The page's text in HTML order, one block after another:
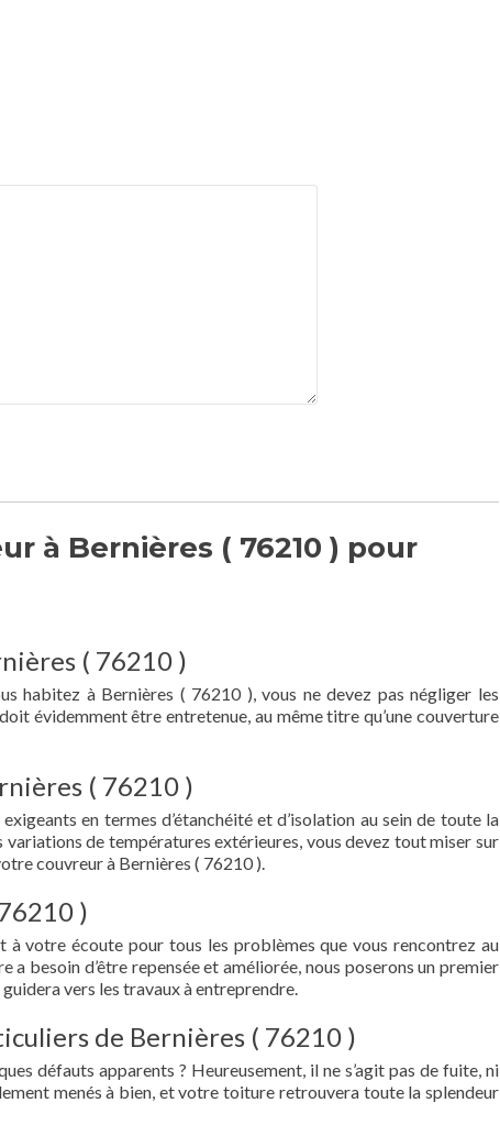
à Bernières ( 76210 ) pour
( 76210 )
habitez à Bernières ( 76210 ), vous ne devez pas négliger les
évidemment être entretenue, au même titre qu’une couverture
( 76210 )
en termes d’étanchéité et d’isolation au sein de toute la
de températures extérieures, vous devez tout miser sur
couvreur à Bernières ( 76210 ).
)
votre écoute pour tous les problèmes que vous rencontrez au
besoin d’être repensée et améliorée, nous poserons un premier
vers les travaux à entreprendre.
de Bernières ( 76210 )
défauts apparents ? Heureusement, il ne s’agit pas de fuite, ni
menés à bien, et votre toiture retrouvera toute la splendeur